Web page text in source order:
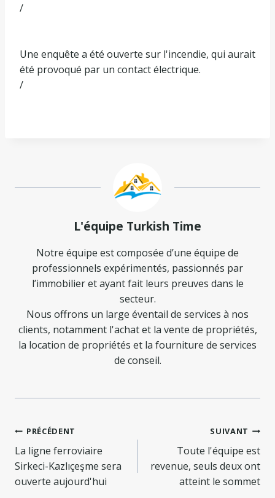
/
Une enquête a été ouverte sur l'incendie, qui aurait
été provoqué par un contact électrique.
/
L'équipe Turkish Time
Notre équipe est composée d’une équipe de
professionnels expérimentés, passionnés par
l’immobilier et ayant fait leurs preuves dans le
secteur.
Nous offrons un large éventail de services à nos
clients, notamment l'achat et la vente de propriétés,
la location de propriétés et la fourniture de services
de conseil.
Navigation
de
l’article
PRÉCÉDENT
La ligne ferroviaire
Sirkeci-Kazlıçeşme sera
ouverte aujourd'hui
SUIVANT
Toute l'équipe est
revenue, seuls deux ont
atteint le sommet